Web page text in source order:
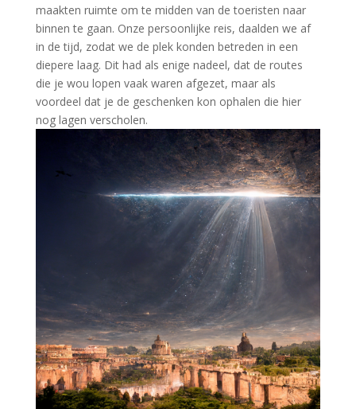
maakten ruimte om te midden van de toeristen naar
binnen te gaan. Onze persoonlijke reis, daalden we af
in de tijd, zodat we de plek konden betreden in een
diepere laag. Dit had als enige nadeel, dat de routes
die je wou lopen vaak waren afgezet, maar als
voordeel dat je de geschenken kon ophalen die hier
nog lagen verscholen.